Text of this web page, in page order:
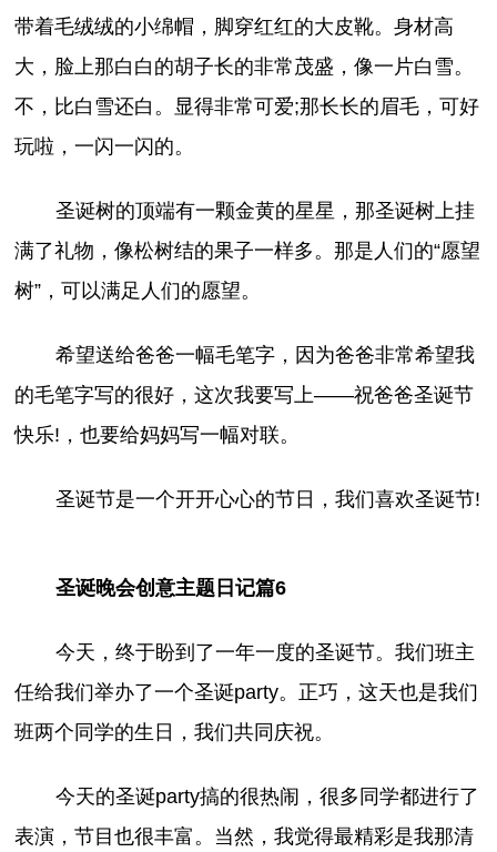
带着毛绒绒的小绵帽，脚穿红红的大皮靴。身材高
大，脸上那白白的胡子长的非常茂盛，像一片白雪。
不，比白雪还白。显得非常可爱;那长长的眉毛，可好
玩啦，一闪一闪的。
圣诞树的顶端有一颗金黄的星星，那圣诞树上挂
满了礼物，像松树结的果子一样多。那是人们的“愿望
树”，可以满足人们的愿望。
希望送给爸爸一幅毛笔字，因为爸爸非常希望我
的毛笔字写的很好，这次我要写上——祝爸爸圣诞节
快乐!，也要给妈妈写一幅对联。
圣诞节是一个开开心心的节日，我们喜欢圣诞节!
圣诞晚会创意主题日记篇6
今天，终于盼到了一年一度的圣诞节。我们班主
任给我们举办了一个圣诞party。正巧，这天也是我们
班两个同学的生日，我们共同庆祝。
今天的圣诞party搞的很热闹，很多同学都进行了
表演，节目也很丰富。当然，我觉得最精彩是我那清